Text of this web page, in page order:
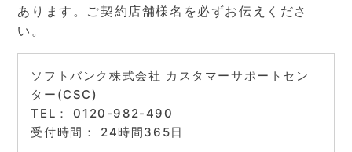
あります。ご契約店舗様名を必ずお伝えくださ
い。
ソフトバンク株式会社 カスタマーサポートセン
ター(CSC)
TEL： 0120-982-490
受付時間： 24時間365日